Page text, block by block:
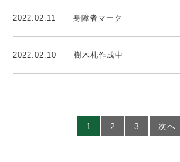
2022.02.11 身障者マーク
2022.02.10 樹木札作成中
1 2 3 次へ